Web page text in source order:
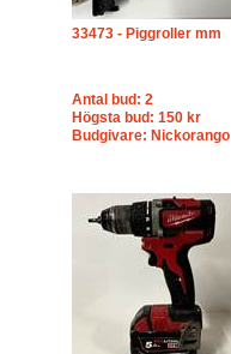
33473 - Piggroller mm
Antal bud: 2
Högsta bud: 150 kr
Budgivare: Nickorango